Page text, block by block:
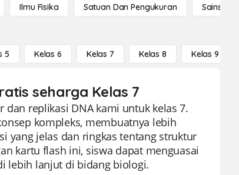
Ilmu Fisika Satuan Dan Pengukuran Sains
5 Kelas 6 Kelas 7 Kelas 8 Kelas 9
seharga Kelas 7
replikasi DNA kami untuk kelas 7.
kompleks, membuatnya lebih
yang jelas dan ringkas tentang struktur
kartu flash ini, siswa dapat menguasai
lebih lanjut di bidang biologi.